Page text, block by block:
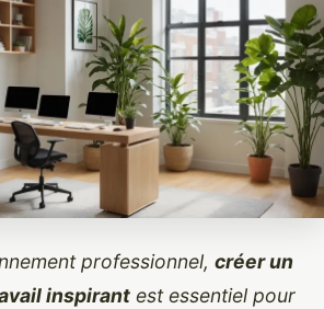
professionnel, créer un
inspirant est essentiel pour